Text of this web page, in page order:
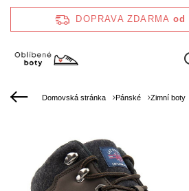
DOPRAVA ZDARMA od
Domovská stránka Pánské Zimní boty